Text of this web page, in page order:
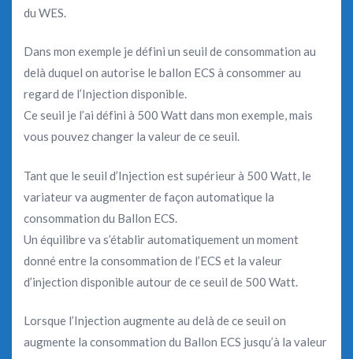
du WES.
Dans mon exemple je défini un seuil de consommation au
delà duquel on autorise le ballon ECS à consommer au
regard de l’Injection disponible.
Ce seuil je l’ai défini à 500 Watt dans mon exemple, mais
vous pouvez changer la valeur de ce seuil.
Tant que le seuil d’Injection est supérieur à 500 Watt, le
variateur va augmenter de façon automatique la
consommation du Ballon ECS.
Un équilibre va s’établir automatiquement un moment
donné entre la consommation de l’ECS et la valeur
d’injection disponible autour de ce seuil de 500 Watt.
Lorsque l’Injection augmente au delà de ce seuil on
augmente la consommation du Ballon ECS jusqu’à la valeur